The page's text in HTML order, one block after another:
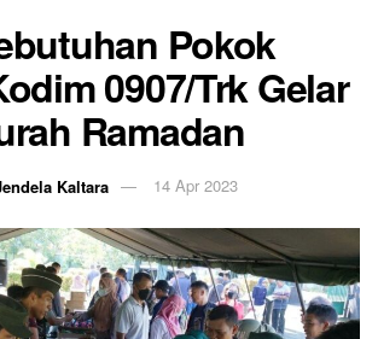
Pokok
0907/Trk Gelar
Ramadan
Kaltara 14 Apr 2023